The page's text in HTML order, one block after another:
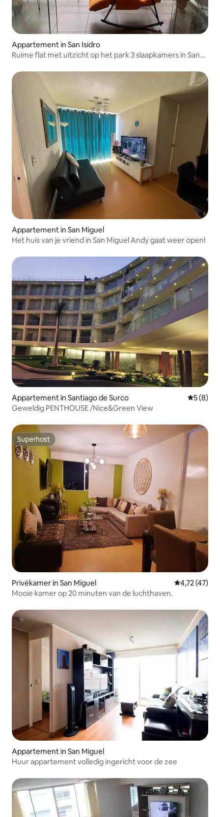
Appartement in San Isidro
Ruime flat met uitzicht op het park 3 slaapkamers in San
Appartement in San Miguel
Het huis van je vriend in San Miguel Andy gaat weer open!
Appartement in Santiago de Surco
5 (8)
Geweldig PENTHOUSE /Nice&Green View
Superhost
Superhost
Privékamer in San Miguel Gemiddelde
4,72 (47)
Mooie kamer op 20 minuten van de luchthaven.
Appartement in San Miguel
Huur appartement volledig ingericht voor de zee